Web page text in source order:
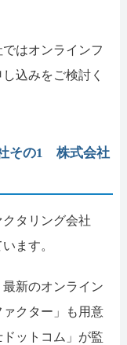
はオンラインフ
込みをご検討く
その1 株式会社
タリング会社
ます。
新のオンライン
クター」も用意
ットコム」が監